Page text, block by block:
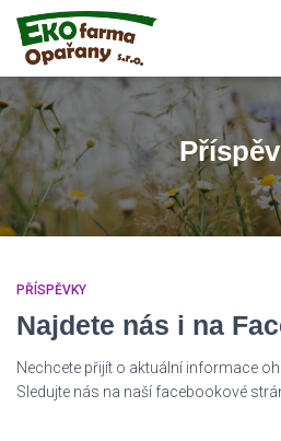
PŘÍSPĚVKY
Najdete nás i na
Nechcete přijít o aktuální informace
Sledujte nás na naší facebookové